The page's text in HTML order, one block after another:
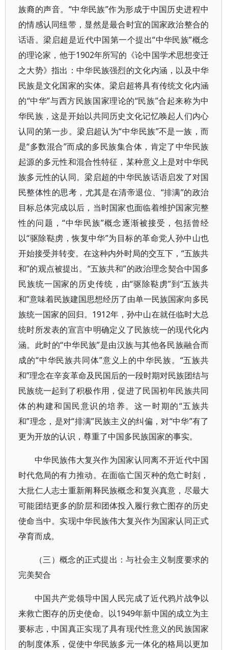
族裔的声音。“中华民族”作为形成于中国历史进程中
的情感认同纽带，显然是最合时宜的国家政治整合的
话语。梁启超是近代中国第一个提出“中华民族”概念
的理论家，他于1902年所写的《论中国学术思想变迁
之大势》指出：中华民族强烈的文化内涵，以及中华
民族是文化国家的实体。梁启超将具有传统文化内涵
的“中华”与西方民族国家理论的“民族”合起来称为中
华民族，这是开始以共同历史文化记忆唤起人们内心
认同的第一步。梁启超认为“中华民族”不是一族，而
是“多数混合”而成的多民族集合体，肯定了中华民族
起源的多元性和混合性特征，某种意义上是对中华民
族多元性的认同。梁启超的中华民族话语启发了对国
民整体性的思考，尤其是在清帝退位、“排满”的政治
目标总体完成以后，当时国家也面临着维护国家完整
性的问题，“中华民族”概念逐渐被接受，包括曾经
以“驱除鞑虏，恢复中华”为目标的革命党人孙中山也
开始接受并转变。在这种内外时局的交互下，“五族共
和”的观点被提出。“五族共和”的政治理念契合中国多
民族统一国家的历史传统，由“驱除鞑虏”到“五族共
和”意味着民族建国思想经历了由单一民族国家向多民
族统一国家的回归。1912年，孙中山在就任临时大总
统时所发表的宣言中明确定义了民族统一的现代化内
涵。此时的“中华民族”是由汉族与其他各民族融合而
成的“中华民族共同体”意义上的中华民族。“五族共
和”理念在辛亥革命及民国后的一段时期对民族团结与
民族统一起到了积极作用，促进了民国初年民族共同
体的构建和国民意识的培养。这一时期的“五族共
和”理念，是对“排满”民族主义的纠偏，对“中华”有了
更为开放的认识，尊重了中国多民族国家的事实。
中华民族伟大复兴作为国家认同离不开近代中国
时代危局的有力推动。在面临亡国灭种的危亡时刻，
大批仁人志士重新阐释民族概念和复兴真意，尽最大
可能团结更多的阶层和团体投入履行救亡图存的历史
使命当中。实现中华民族伟大复兴作为国家认同正式
孕育而成。
（三）概念的正式提出：与社会主义制度要求的
完美契合
中国共产党领导中国人民完成了近代鸦片战争以
来救亡图存的历史使命。以1949年新中国的成立为主
要标志，中国真正实现了具有现代性意义的民族国家
的制度体系，促使中华民族多元一体化的格局以更加